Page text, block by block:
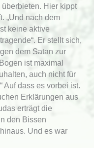
Hier kippt
„Und nach dem
keine aktive
Er stellt sich,
dem Satan zur
ist maximal
auch nicht für
Auf dass es vorbei ist.
Erklärungen aus
erträgt die
den Bissen
Und es war